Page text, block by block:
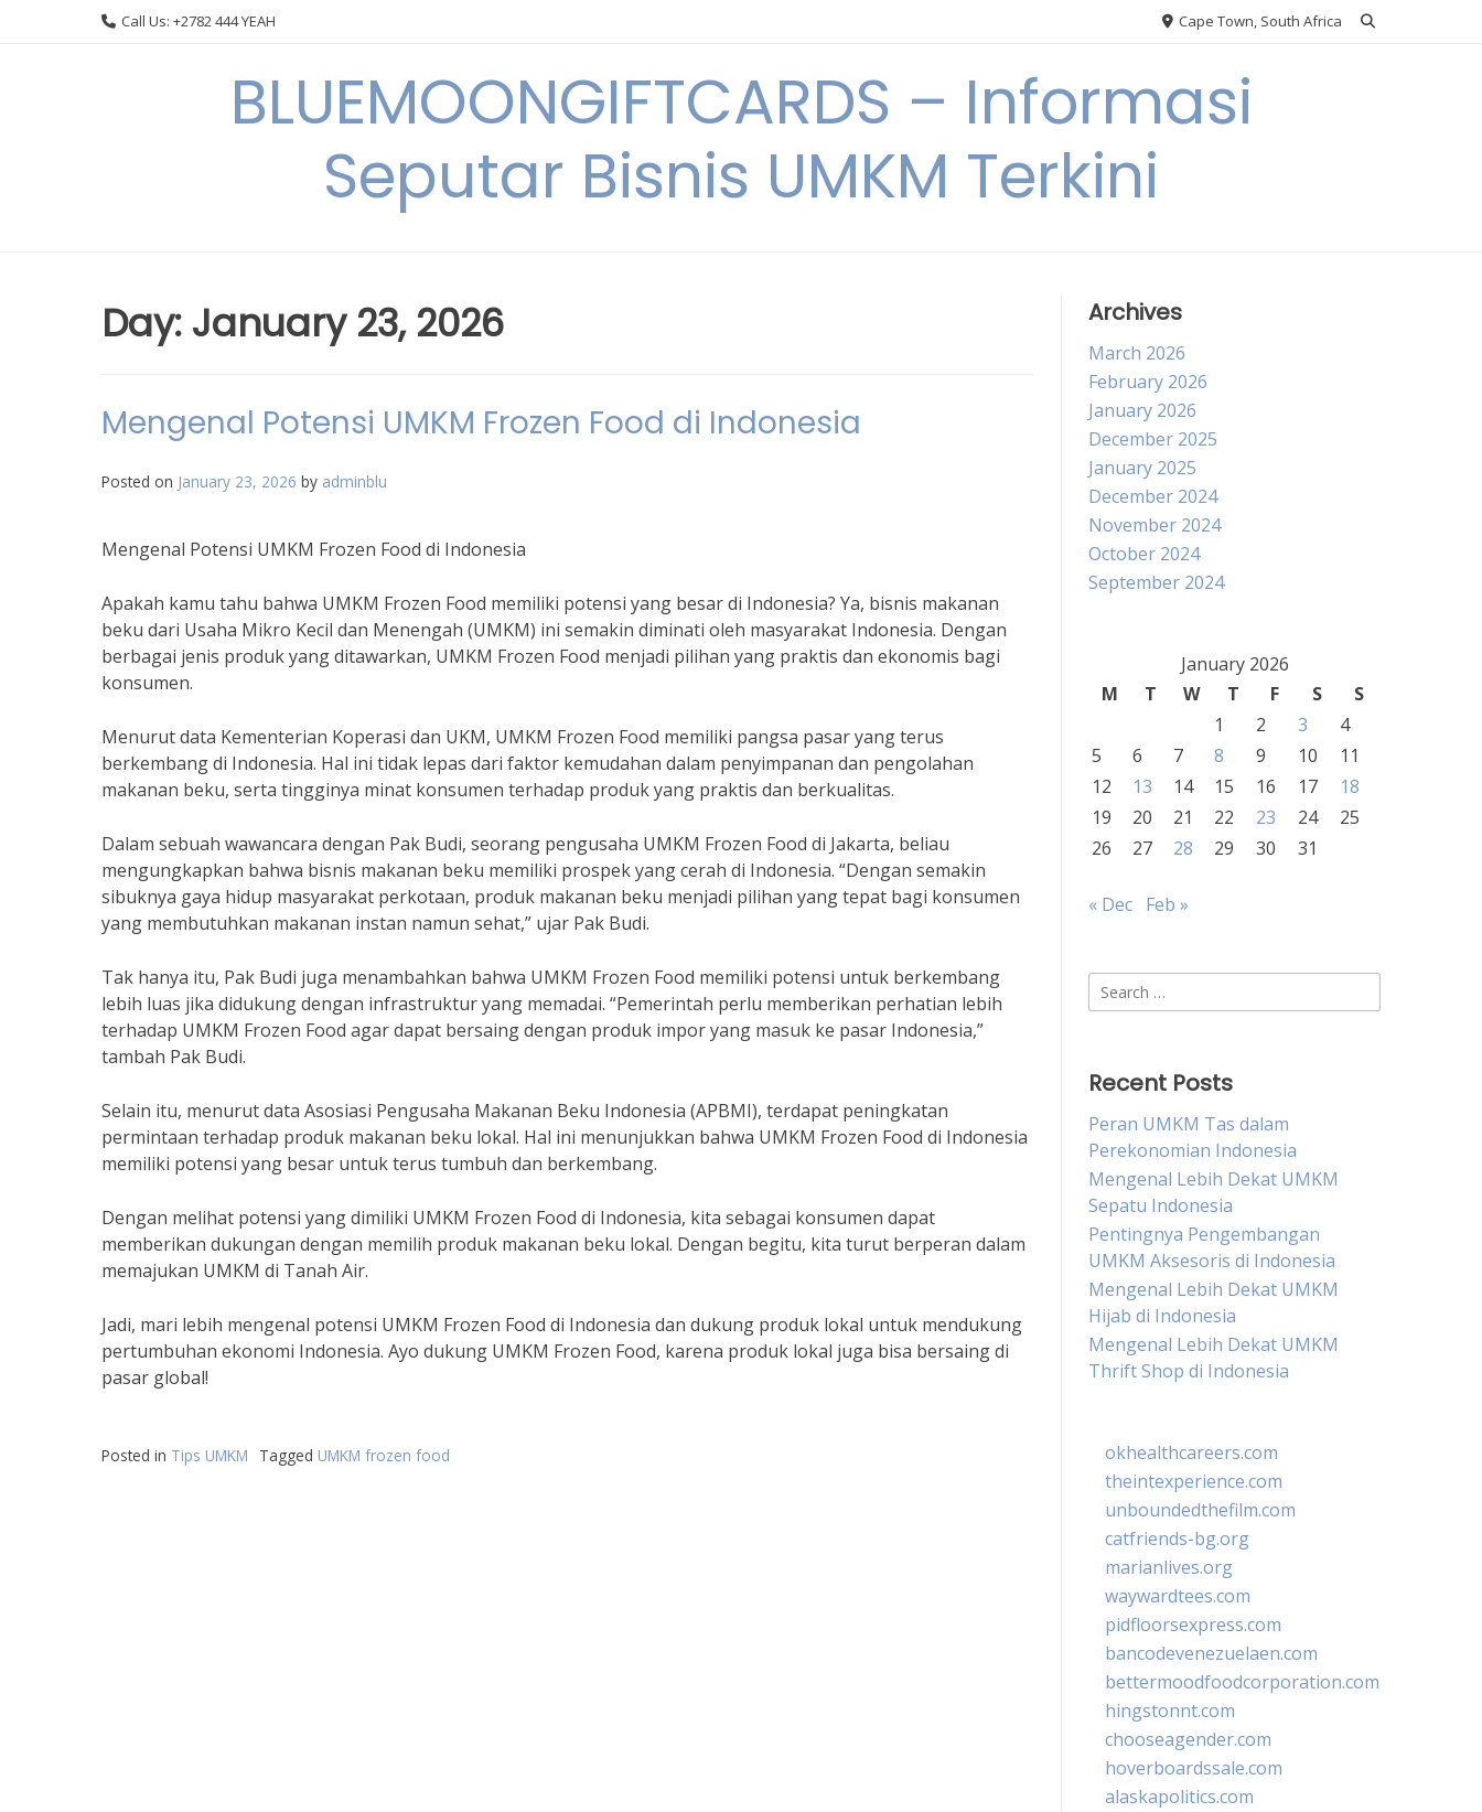
Call Us: +2782 444 YEAH Cape Town, South Africa
BLUEMOONGIFTCARDS – Informasi
Seputar Bisnis UMKM Terkini
Day: January 23, 2026
Mengenal Potensi UMKM Frozen Food di Indonesia
Posted on January 23, 2026 by adminblu
Mengenal Potensi UMKM Frozen Food di Indonesia
Apakah kamu tahu bahwa UMKM Frozen Food memiliki potensi yang besar di Indonesia? Ya, bisnis makanan
beku dari Usaha Mikro Kecil dan Menengah (UMKM) ini semakin diminati oleh masyarakat Indonesia. Dengan
berbagai jenis produk yang ditawarkan, UMKM Frozen Food menjadi pilihan yang praktis dan ekonomis bagi
konsumen.
Menurut data Kementerian Koperasi dan UKM, UMKM Frozen Food memiliki pangsa pasar yang terus
berkembang di Indonesia. Hal ini tidak lepas dari faktor kemudahan dalam penyimpanan dan pengolahan
makanan beku, serta tingginya minat konsumen terhadap produk yang praktis dan berkualitas.
Dalam sebuah wawancara dengan Pak Budi, seorang pengusaha UMKM Frozen Food di Jakarta, beliau
mengungkapkan bahwa bisnis makanan beku memiliki prospek yang cerah di Indonesia. “Dengan semakin
sibuknya gaya hidup masyarakat perkotaan, produk makanan beku menjadi pilihan yang tepat bagi konsumen
yang membutuhkan makanan instan namun sehat,” ujar Pak Budi.
Tak hanya itu, Pak Budi juga menambahkan bahwa UMKM Frozen Food memiliki potensi untuk berkembang
lebih luas jika didukung dengan infrastruktur yang memadai. “Pemerintah perlu memberikan perhatian lebih
terhadap UMKM Frozen Food agar dapat bersaing dengan produk impor yang masuk ke pasar Indonesia,”
tambah Pak Budi.
Selain itu, menurut data Asosiasi Pengusaha Makanan Beku Indonesia (APBMI), terdapat peningkatan
permintaan terhadap produk makanan beku lokal. Hal ini menunjukkan bahwa UMKM Frozen Food di Indonesia
memiliki potensi yang besar untuk terus tumbuh dan berkembang.
Dengan melihat potensi yang dimiliki UMKM Frozen Food di Indonesia, kita sebagai konsumen dapat
memberikan dukungan dengan memilih produk makanan beku lokal. Dengan begitu, kita turut berperan dalam
memajukan UMKM di Tanah Air.
Jadi, mari lebih mengenal potensi UMKM Frozen Food di Indonesia dan dukung produk lokal untuk mendukung
pertumbuhan ekonomi Indonesia. Ayo dukung UMKM Frozen Food, karena produk lokal juga bisa bersaing di
pasar global!
Posted in Tips UMKM Tagged UMKM frozen food
Archives
March 2026
February 2026
January 2026
December 2025
January 2025
December 2024
November 2024
October 2024
September 2024
January 2026
M
T W T F S
S
1
2 3
4
5
6 7 8 9 10
11
12
13 14 15 16 17
18
19
20 21 22 23 24
25
26
27 28 29 30 31
« Dec Feb »
Search
for:
Recent Posts
Peran UMKM Tas dalam
Perekonomian Indonesia
Mengenal Lebih Dekat UMKM
Sepatu Indonesia
Pentingnya Pengembangan
UMKM Aksesoris di Indonesia
Mengenal Lebih Dekat UMKM
Hijab di Indonesia
Mengenal Lebih Dekat UMKM
Thrift Shop di Indonesia
okhealthcareers.com
theintexperience.com
unboundedthefilm.com
catfriends-bg.org
marianlives.org
waywardtees.com
pidfloorsexpress.com
bancodevenezuelaen.com
bettermoodfoodcorporation.com
hingstonnt.com
chooseagender.com
hoverboardssale.com
alaskapolitics.com